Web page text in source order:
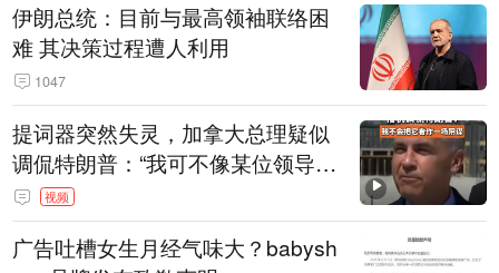
伊朗总统：目前与最高领袖联络困
难 其决策过程遭人利用
1047
提词器突然失灵，加拿大总理疑似
调侃特朗普：“我可不像某位领导
人，把这当成一场阴谋”，全场哄笑
视频
广告吐槽女生月经气味大？babysh